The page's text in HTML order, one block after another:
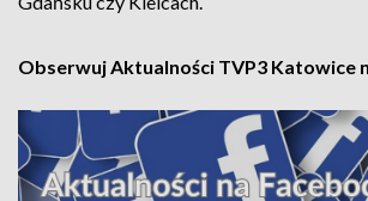
Obserwuj Aktualności TVP3 Katowice